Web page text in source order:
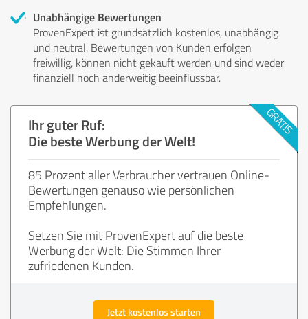
Unabhängige Bewertungen
ProvenExpert ist grundsätzlich kostenlos, unabhängig
und neutral. Bewertungen von Kunden erfolgen
freiwillig, können nicht gekauft werden und sind weder
finanziell noch anderweitig beeinflussbar.
Ihr guter Ruf:
Die beste Werbung der Welt!
85 Prozent aller Verbraucher vertrauen Online-
Bewertungen genauso wie persönlichen
Empfehlungen.
Setzen Sie mit ProvenExpert auf die beste
Werbung der Welt: Die Stimmen Ihrer
zufriedenen Kunden.
Jetzt kostenlos starten